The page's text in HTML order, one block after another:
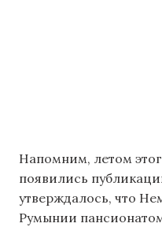
Напомним, летом
появились
утверждалось, что
Румынии